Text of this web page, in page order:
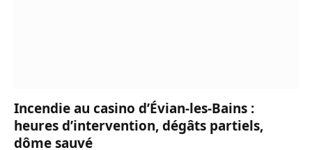
Incendie au casino d’Évian-les-Bains :
heures d’intervention, dégâts partiels,
dôme sauvé